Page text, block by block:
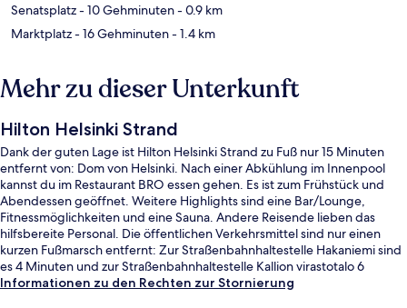
Senatsplatz- 10 Gehminuten- 0.9 km
Marktplatz- 16 Gehminuten- 1.4 km
Mehr zu dieser Unterkunft
Hilton Helsinki Strand
Dank der guten Lage ist Hilton Helsinki Strand zu Fuß nur 15 Minuten
entfernt von: Dom von Helsinki. Nach einer Abkühlung im Innenpool
kannst du im Restaurant BRO essen gehen. Es ist zum Frühstück und
Abendessen geöffnet. Weitere Highlights sind eine Bar/Lounge,
Fitnessmöglichkeiten und eine Sauna. Andere Reisende lieben das
hilfsbereite Personal. Die öffentlichen Verkehrsmittel sind nur einen
kurzen Fußmarsch entfernt: Zur Straßenbahnhaltestelle Hakaniemi sind
es 4 Minuten und zur Straßenbahnhaltestelle Kallion virastotalo 6
Minuten.
Informationen zu den Rechten zur Stornierung